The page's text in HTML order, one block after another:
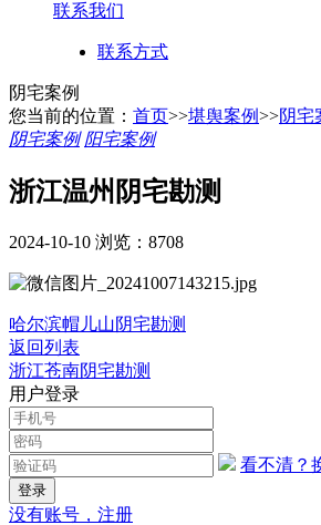
联系我们
联系方式
阴宅案例
您当前的位置： 首页>>堪舆案例>>阴宅
阴宅案例 阳宅案例
浙江温州阴宅勘测
2024-10-10 浏览：8708
哈尔滨帽儿山阴宅勘测
返回列表
浙江苍南阴宅勘测
用户登录
看不清？
没有账号，注册